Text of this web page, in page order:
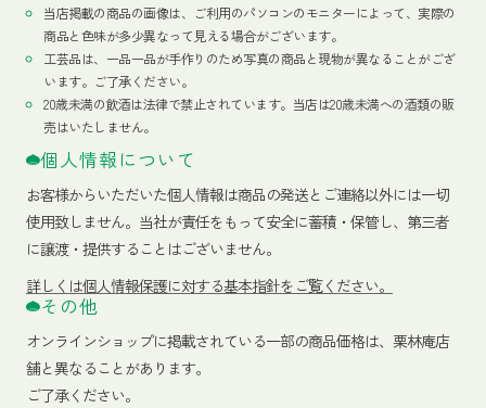
当店掲載の商品の画像は、ご利用のパソコンのモニターによって、実際の
商品と色味が多少異なって見える場合がございます。
工芸品は、一品一品が手作りのため写真の商品と現物が異なることがござ
います。ご了承ください。
20歳未満の飲酒は法律で禁止されています。当店は20歳未満への酒類の販
売はいたしません。
個人情報について
お客様からいただいた個人情報は商品の発送とご連絡以外には一切
使用致しません。当社が責任をもって安全に蓄積・保管し、第三者
に譲渡・提供することはございません。
詳しくは個人情報保護に対する基本指針をご覧ください。
その他
オンラインショップに掲載されている一部の商品価格は、栗林庵店
舗と異なることがあります。
ご了承ください。